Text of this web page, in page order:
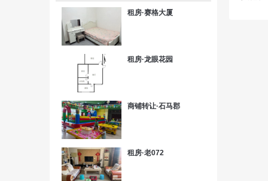
租房·赛格大厦
租房·龙眼花园
商铺转让·石马郡
租房·老072